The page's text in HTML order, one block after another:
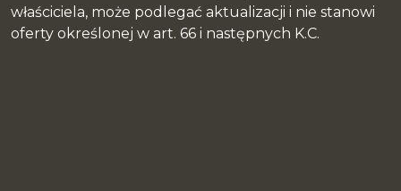
właściciela, może podlegać aktualizacji i nie stanowi
oferty określonej w art. 66 i następnych K.C.